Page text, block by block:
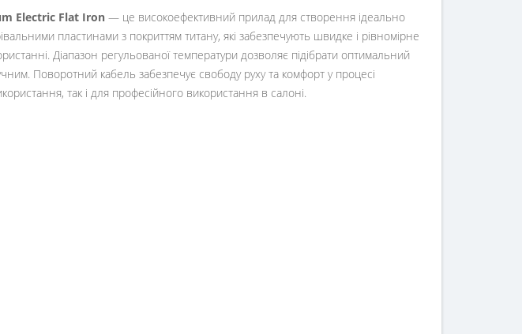
Electric Flat Iron — це високоефективний прилад для створення ідеально
пластинами з покриттям титану, які забезпечують швидке і рівномірне
Діапазон регульованої температури дозволяє підібрати оптимальний
Поворотний кабель забезпечує свободу руху та комфорт у процесі
так і для професійного використання в салоні.